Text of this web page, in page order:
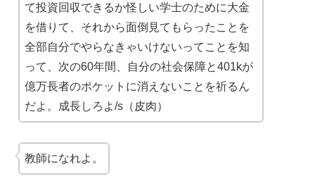
て投資回収できるか怪しい学士のために大金
を借りて、それから面倒見てもらったことを
全部自分でやらなきゃいけないってことを知
って、次の60年間、自分の社会保障と401kが
億万長者のポケットに消えないことを祈るん
だよ。成長しろよ/s（皮肉）
教師になれよ。